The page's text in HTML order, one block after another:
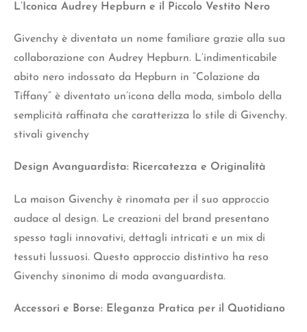
L’Iconica Audrey Hepburn e il Piccolo Vestito Nero
Givenchy è diventata un nome familiare grazie alla sua
collaborazione con Audrey Hepburn. L’indimenticabile
abito nero indossato da Hepburn in “Colazione da
Tiffany” è diventato un’icona della moda, simbolo della
semplicità raffinata che caratterizza lo stile di Givenchy.
stivali givenchy
Design Avanguardista: Ricercatezza e Originalità
La maison Givenchy è rinomata per il suo approccio
audace al design. Le creazioni del brand presentano
spesso tagli innovativi, dettagli intricati e un mix di
tessuti lussuosi. Questo approccio distintivo ha reso
Givenchy sinonimo di moda avanguardista.
Accessori e Borse: Eleganza Pratica per il Quotidiano